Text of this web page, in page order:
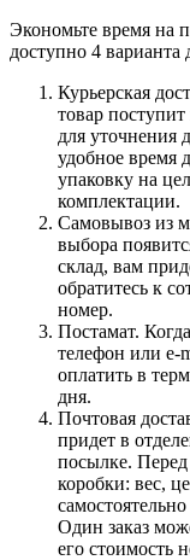
Экономьте время на
доступно 4 варианта
Курьерская
товар поступит
для уточнения
удобное время
упаковку на
комплектации.
Самовывоз из
выбора
склад, вам
обратитесь к
номер.
Постамат.
телефон или e-
оплатить в
дня.
Почтовая
придет в
посылке.
коробки: вес,
Один заказ
его стоимость